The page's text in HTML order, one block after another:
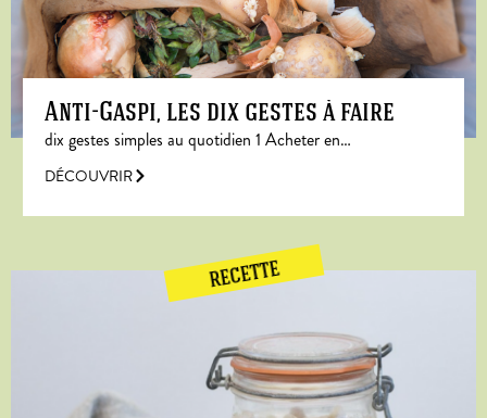
Anti-Gaspi, les dix gestes à faire
dix gestes simples au quotidien 1 Acheter en…
DÉCOUVRIR
RECETTE